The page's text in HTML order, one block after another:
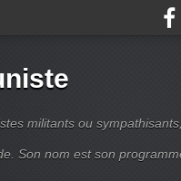
militants ou
Son nom est son